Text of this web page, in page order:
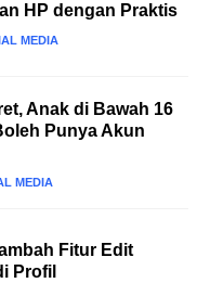
HP dengan Praktis
MEDIA
Anak di Bawah 16
Punya Akun
MEDIA
Fitur Edit
Profil